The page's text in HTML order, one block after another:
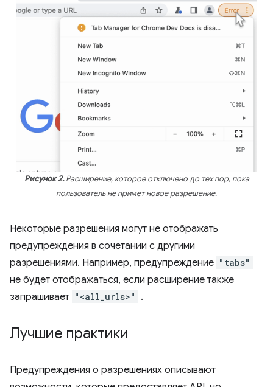
Рисунок 2.Расширение, которое отключено до тех пор, пока
пользователь не примет новое разрешение.
Некоторые разрешения могут не отображать
предупреждения в сочетании с другими
разрешениями. Например, предупреждение "tabs"
не будет отображаться, если расширение также
запрашивает "<all_urls>" .
Лучшие практики
Предупреждения о разрешениях описывают